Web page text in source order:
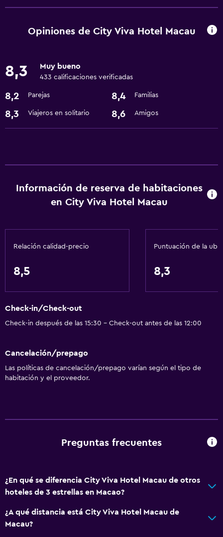
Cajero automático/banco
Cambio de divisas
Habitaciones para fumadores disponibles
Comidas para niños
Habitaciones para no fumadores disponibles
Espacio de almacenamiento
Botiquín de primeros auxilios
Wifi gratis
Extinguidor
Opiniones de City Viva Hotel Macau
8,3 Muy bueno
433 calificaciones verificadas
8,2 Parejas 8,4 Familias
8,3 Viajeros en solitario 8,6 Amigos
Información de reserva de habitaciones
en City Viva Hotel Macau
Relación calidad-precio
8,5
Puntuación de la
8,3
Check-in/Check-out
Check-in después de las 15:30 - Check-out antes de las 12:00
Cancelación/prepago
Las políticas de cancelación/prepago varían según el tipo de
habitación y el proveedor.
Preguntas frecuentes
¿En qué se diferencia City Viva Hotel Macau de otros
hoteles de 3 estrellas en Macao?
¿A qué distancia está City Viva Hotel Macau de
Macau?